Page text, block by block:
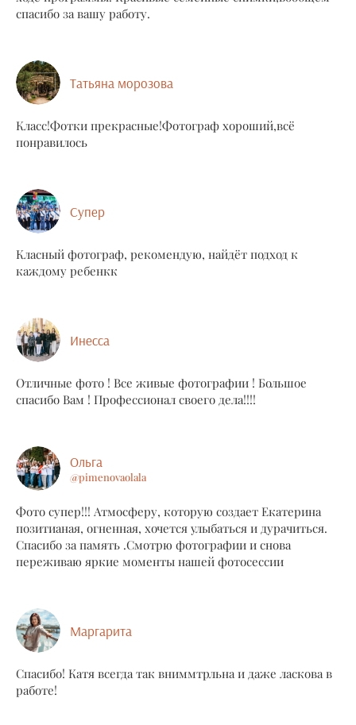
спасибо за вашу работу.
Татьяна морозова
Класс!Фотки прекрасные!Фотограф хороший,всё
понравилось
Супер
Класный фотограф, рекомендую, найдёт подход к
каждому ребенкк
Инесса
Отличные фото ! Все живые фотографии ! Большое
спасибо Вам ! Профессионал своего дела!!!!
Ольга
@pimenovaolala
Фото супер!!! Атмосферу, которую создает Екатерина
позитианая, огненная, хочется улыбаться и дурачиться.
Спасибо за память .Смотрю фотографии и снова
переживаю яркие моменты нашей фотосессии
Маргарита
Спасибо! Катя всегда так вниммтрльна и даже ласкова в
работе!